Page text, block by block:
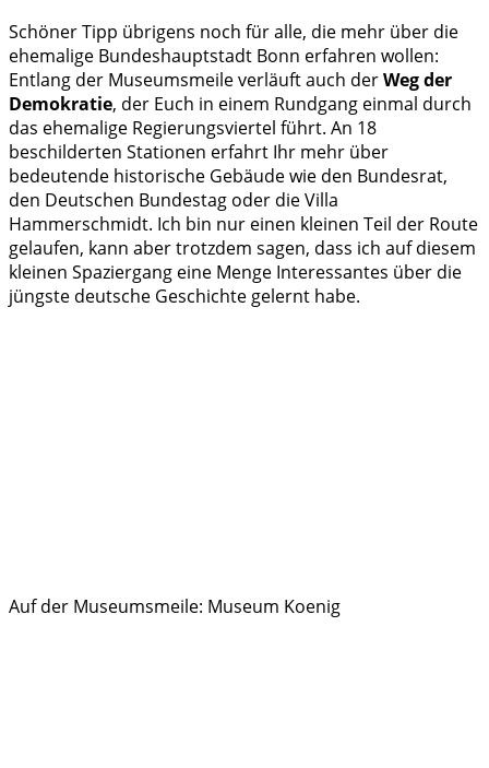
Schöner Tipp übrigens noch für alle, die mehr über die
ehemalige Bundeshauptstadt Bonn erfahren wollen:
Entlang der Museumsmeile verläuft auch derWeg der
Demokratie, der Euch in einem Rundgang einmal durch
das ehemalige Regierungsviertel führt. An 18
beschilderten Stationen erfahrt Ihr mehr über
bedeutende historische Gebäude wie den Bundesrat,
den Deutschen Bundestag oder die Villa
Hammerschmidt. Ich bin nur einen kleinen Teil der Route
gelaufen, kann aber trotzdem sagen, dass ich auf diesem
kleinen Spaziergang eine Menge Interessantes über die
jüngste deutsche Geschichte gelernt habe.
Auf der Museumsmeile: Museum Koenig